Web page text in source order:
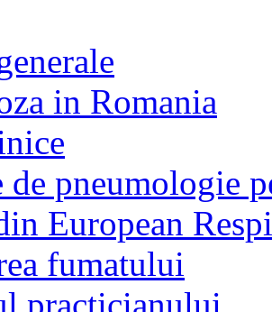
in Romania
de pneumologie
European
fumatului